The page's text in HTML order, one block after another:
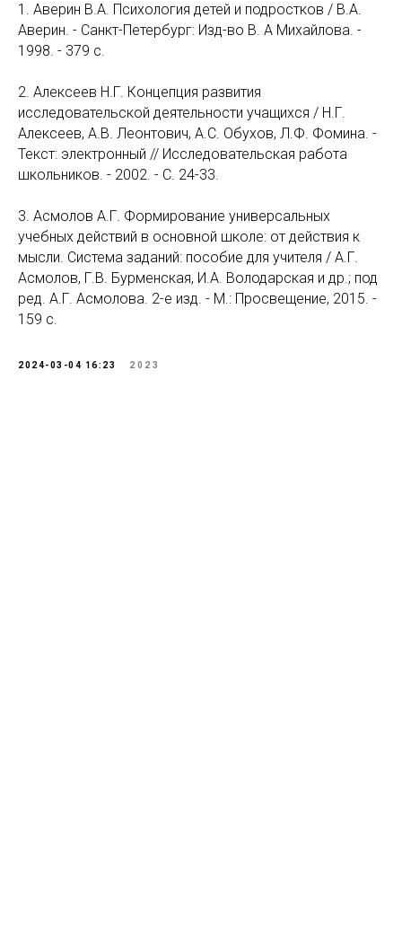
1. Аверин В.А. Психология детей и подростков / В.А.
Аверин. - Санкт-Петербург: Изд-во В. А Михайлова. -
1998. - 379 с.
2. Алексеев Н.Г. Концепция развития
исследовательской деятельности учащихся / Н.Г.
Алексеев, А.В. Леонтович, А.С. Обухов, Л.Ф. Фомина. -
Текст: электронный // Исследовательская работа
школьников. - 2002. - C. 24-33.
3. Асмолов А.Г. Формирование универсальных
учебных действий в основной школе: от действия к
мысли. Система заданий: пособие для учителя / А.Г.
Асмолов, Г.В. Бурменская, И.А. Володарская и др.; под
ред. А.Г. Асмолова. 2-е изд. - М.: Просвещение, 2015. -
159 с.
2024-03-04 16:23 2023